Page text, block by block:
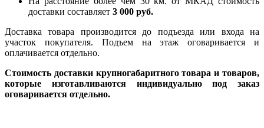
доставки составляет 3 000 руб.
Доставка товара производится до подъезда или входа на
участок покупателя. Подъем на этаж оговаривается и
оплачивается отдельно.
Стоимость доставки крупногабаритного товара и товаров,
которые изготавливаются индивидуально под заказ
оговаривается отдельно.